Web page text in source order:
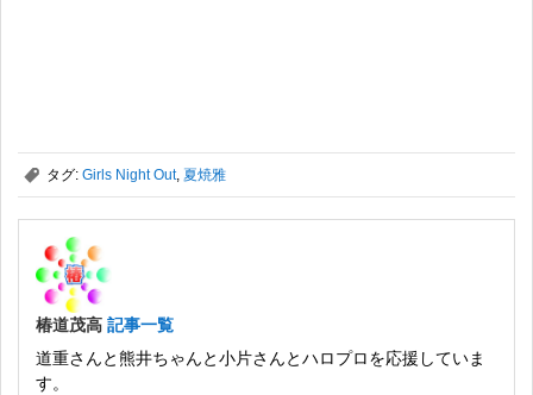
, タグ: Girls Night Out, 夏焼雅
椿道茂高 記事一覧
道重さんと熊井ちゃんと小片さんとハロプロを応援していま
す。